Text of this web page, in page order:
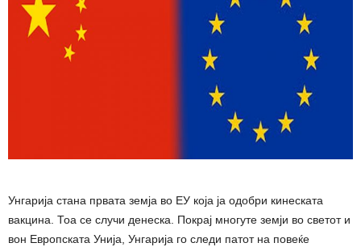
Унгарија стана првата земја во ЕУ која ја одобри кинеската
вакцина. Тоа се случи денеска. Покрај многуте земји во светот и
вон Европската Унија, Унгарија го следи патот на повеќе